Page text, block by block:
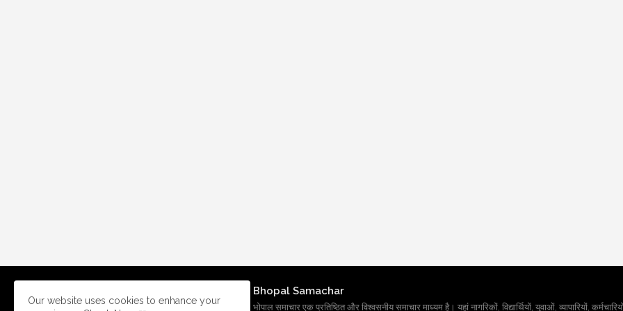
Bhopal Samachar
भोपाल समाचार एक प्रतिष्ठित और विश्वसनीय समाचार माध्यम है। यहां नागरिकों, विद्यार्थियों, युवाओं, व्यापारियों,
Our website uses cookies to enhance your